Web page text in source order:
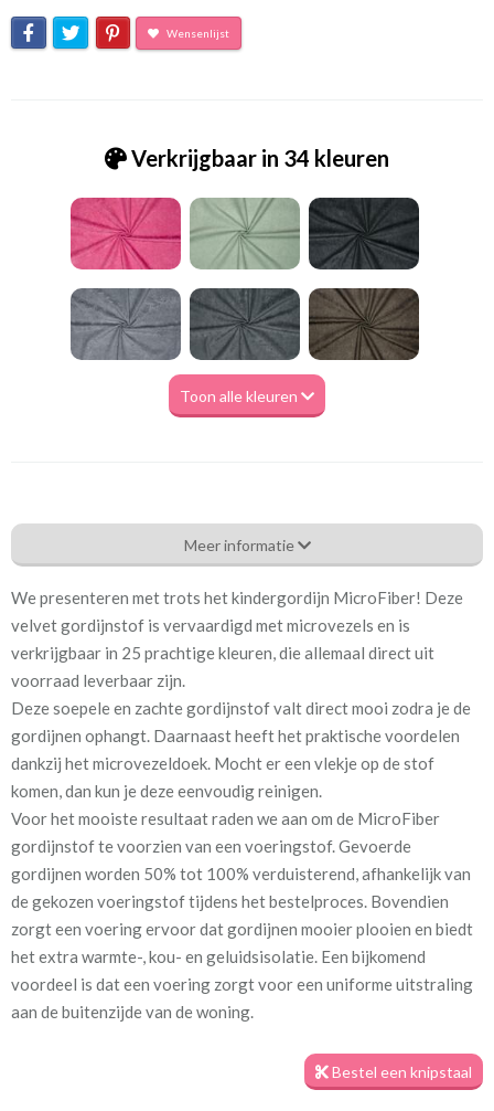
Wensenlijst
Verkrijgbaar in 34 kleuren
Toon alle kleuren
Tk_Microfibre 0048 sand
Eigenschappen gordijnstof
Tk_Microfibre 0048 sand
Stofbreedte: 140 cm
Mate van verduistering:
Geen (voering optioneel
tijdens bestelproces)
Meestal eerder, maar houd
rekening met
circa 1-2 weken
Materiaal: 100% microfibre polyester
Bij de productie van de gordijnen houden we rekening met jouw
opgegeven maatvoering, zodat deze perfect passen in de
kinderkamer. Het is dus belangrijk om nauwkeurig te meten.
Meer informatie
We presenteren met trots het kindergordijn MicroFiber! Deze
velvet gordijnstof is vervaardigd met microvezels en is
verkrijgbaar in 25 prachtige kleuren, die allemaal direct uit
voorraad leverbaar zijn.
Deze soepele en zachte gordijnstof valt direct mooi zodra je de
gordijnen ophangt. Daarnaast heeft het praktische voordelen
dankzij het microvezeldoek. Mocht er een vlekje op de stof
komen, dan kun je deze eenvoudig reinigen.
Voor het mooiste resultaat raden we aan om de MicroFiber
gordijnstof te voorzien van een voeringstof. Gevoerde
gordijnen worden 50% tot 100% verduisterend, afhankelijk van
de gekozen voeringstof tijdens het bestelproces. Bovendien
zorgt een voering ervoor dat gordijnen mooier plooien en biedt
het extra warmte-, kou- en geluidsisolatie. Een bijkomend
voordeel is dat een voering zorgt voor een uniforme uitstraling
aan de buitenzijde van de woning.
Bestel een knipstaal